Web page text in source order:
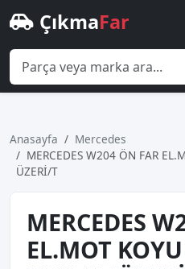
ÇıkmaFar
Anasayfa
Mercedes
MERCEDES W204 ÖN FAR
ÜZERİ/T
MERCEDES
EL.MOT